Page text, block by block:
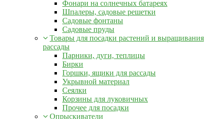
Фонари на солнечных батареях
Шпалеры, садовые решетки
Садовые фонтаны
Садовые пруды
Товары для посадки растений и выращивания
рассады
Парники, дуги, теплицы
Бирки
Горшки, ящики для рассады
Укрывной материал
Сеялки
Корзины для луковичных
Прочее для посадки
Опрыскиватели